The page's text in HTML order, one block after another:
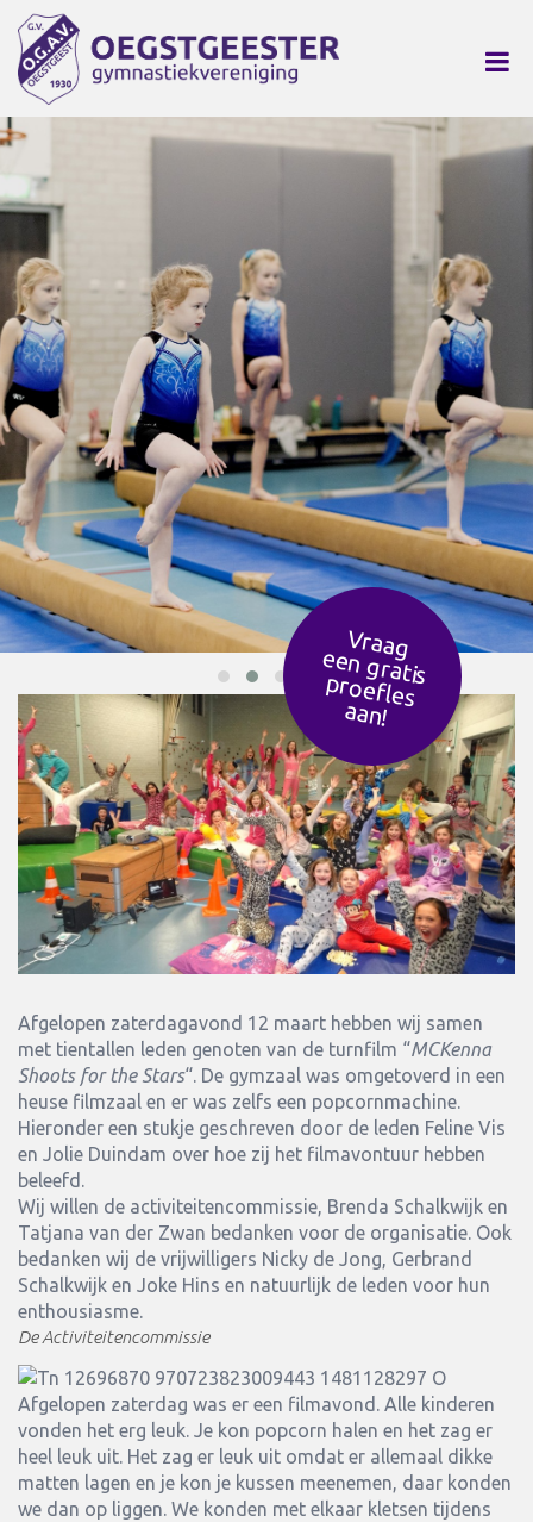
Vraag
een g
ratis
p
ro
efles
aan!
Afgelopen zaterdagavond 12 maart hebben wij samen
met tientallen leden genoten van de turnfilm “MCKenna
Shoots for the Stars“. De gymzaal was omgetoverd in een
heuse filmzaal en er was zelfs een popcornmachine.
Hieronder een stukje geschreven door de leden Feline Vis
en Jolie Duindam over hoe zij het filmavontuur hebben
beleefd.
Wij willen de activiteitencommissie, Brenda Schalkwijk en
Tatjana van der Zwan bedanken voor de organisatie. Ook
bedanken wij de vrijwilligers Nicky de Jong, Gerbrand
Schalkwijk en Joke Hins en natuurlijk de leden voor hun
enthousiasme.
De Activiteitencommissie
Afgelopen zaterdag was er een filmavond. Alle kinderen
vonden het erg leuk. Je kon popcorn halen en het zag er
heel leuk uit. Het zag er leuk uit omdat er allemaal dikke
matten lagen en je kon je kussen meenemen, daar konden
we dan op liggen. We konden met elkaar kletsen tijdens